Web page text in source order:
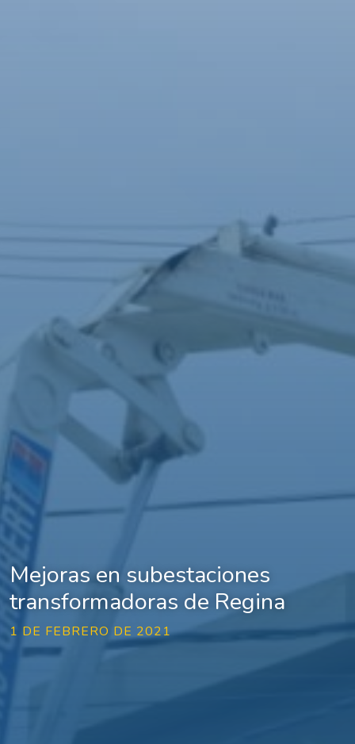
Mejoras en subestaciones
transformadoras de Regina
1 DE FEBRERO DE 2021